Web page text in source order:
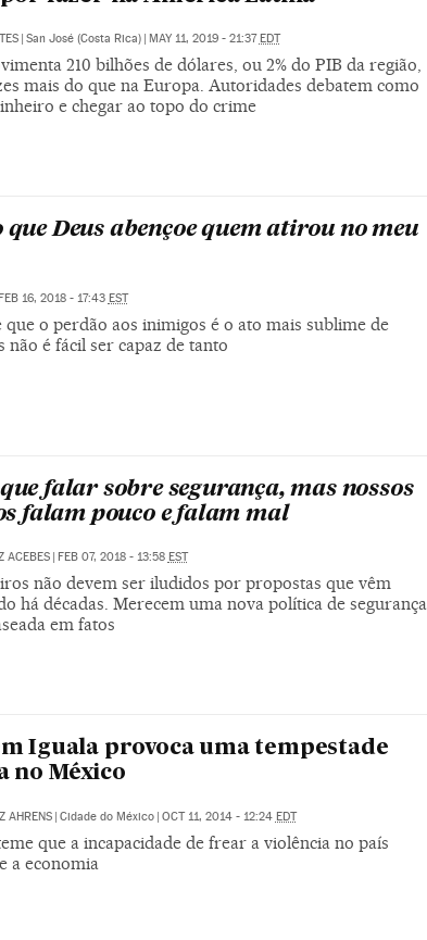
| San José (Costa Rica) | MAY 11, 2019 - 21:37EDT
210 bilhões de dólares, ou 2% do PIB da região,
mais do que na Europa. Autoridades debatem como
e chegar ao topo do crime
que Deus abençoe quem atirou no meu
16, 2018 - 17:43 EST
que o perdão aos inimigos é o ato mais sublime de
não é fácil ser capaz de tanto
falar sobre segurança, mas nossos
falam pouco e falam mal
ACEBES | FEB 07, 2018 - 13:58 EST
não devem ser iludidos por propostas que vêm
há décadas. Merecem uma nova política de segurança
em fatos
Iguala provoca uma tempestade
no México
AHRENS | Cidade do México | OCT 11, 2014 - 12:24 EDT
que a incapacidade de frear a violência no país
a economia